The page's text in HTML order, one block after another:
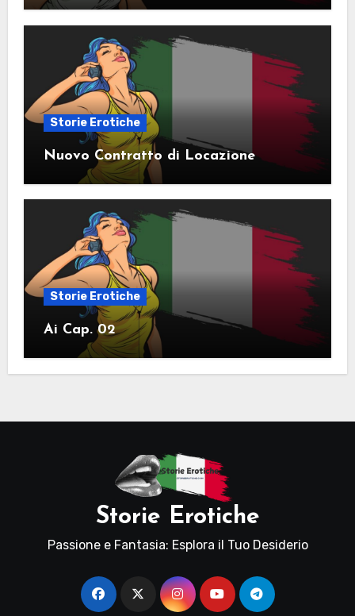
Storie Erotiche
Nuovo Contratto di Locazione
Storie Erotiche
Ai Cap. 02
Storie Erotiche
Passione e Fantasia: Esplora il Tuo Desiderio